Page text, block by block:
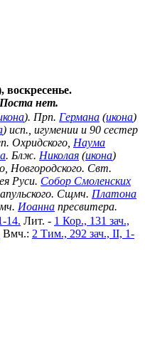
воскресенье.
Поста нет.
). Прп. Германа (икона)
) исп., игумении и 90 сестер
Охридского, Наума
. Блж. Николая (икона)
Новгородского. Свт.
Руси. Собор Смоленских
Сщмч. Платона
Иоанна пресвитера.
14. Лит. - 1 Кор., 131 зач.,
Вмч.: 2 Тим., 292 зач., II, 1-